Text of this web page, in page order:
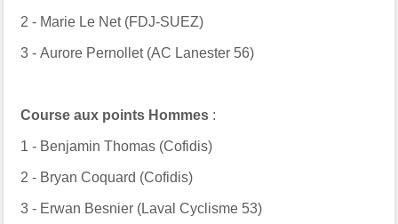
2 - Marie Le Net (FDJ-SUEZ)
3 - Aurore Pernollet (AC Lanester 56)
Course aux points Hommes :
1 - Benjamin Thomas (Cofidis)
2 - Bryan Coquard (Cofidis)
3 - Erwan Besnier (Laval Cyclisme 53)